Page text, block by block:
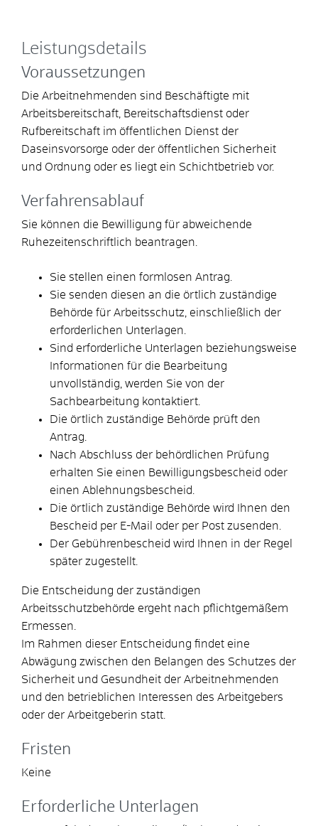
Leistungsdetails
Voraussetzungen
Die Arbeitnehmenden sind Beschäftigte mit
Arbeitsbereitschaft, Bereitschaftsdienst oder
Rufbereitschaft im öffentlichen Dienst der
Daseinsvorsorge oder der öffentlichen Sicherheit
und Ordnung oder es liegt ein Schichtbetrieb vor.
Verfahrensablauf
Sie können die Bewilligung für abweichende
Ruhezeitenschriftlich beantragen.
Sie stellen einen formlosen Antrag.
Sie senden diesen an die örtlich zuständige
Behörde für Arbeitsschutz, einschließlich der
erforderlichen Unterlagen.
Sind erforderliche Unterlagen beziehungsweise
Informationen für die Bearbeitung
unvollständig, werden Sie von der
Sachbearbeitung kontaktiert.
Die örtlich zuständige Behörde prüft den
Antrag.
Nach Abschluss der behördlichen Prüfung
erhalten Sie einen Bewilligungsbescheid oder
einen Ablehnungsbescheid.
Die örtlich zuständige Behörde wird Ihnen den
Bescheid per E-Mail oder per Post zusenden.
Der Gebührenbescheid wird Ihnen in der Regel
später zugestellt.
Die Entscheidung der zuständigen
Arbeitsschutzbehörde ergeht nach pflichtgemäßem
Ermessen.
Im Rahmen dieser Entscheidung findet eine
Abwägung zwischen den Belangen des Schutzes der
Sicherheit und Gesundheit der Arbeitnehmenden
und den betrieblichen Interessen des Arbeitgebers
oder der Arbeitgeberin statt.
Fristen
Keine
Erforderliche Unterlagen